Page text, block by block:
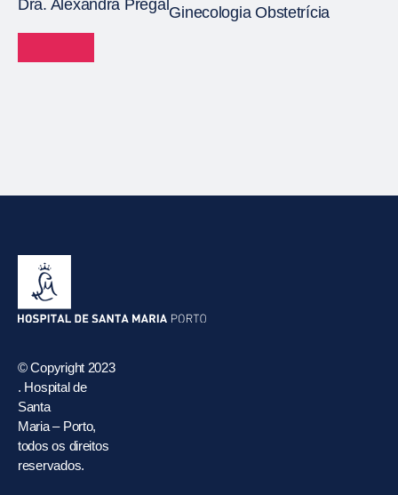
Dra. Alexandra Pregal Ginecologia Obstetrícia
© Copyright 2023
. Hospital de
Santa
Maria – Porto,
todos os direitos
reservados.